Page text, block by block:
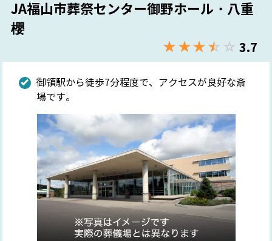
JA福山市葬祭センター御野ホール・八重
櫻
★★★★★
☆☆☆☆☆ 3.7
御領駅から徒歩7分程度で、アクセスが良好な斎
場です。